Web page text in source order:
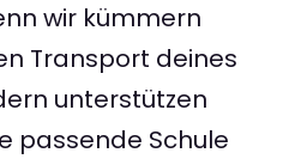
wir kümmern
Transport deines
unterstützen
passende Schule